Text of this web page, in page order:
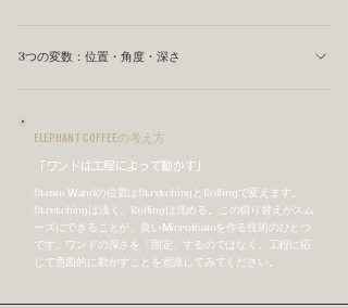
交換機から取り出した蒸気を噴出するノズルです。先端の
ドをどこに・どの角度で・どの深さに置くかによって大き
く変わります。道具の使い方を理解することが、安定した
Microfoamへの近道です。
3つの変数：位置・角度・深さ
ELEPHANT COFFEEの考え方
「ワンドは工程によって動かす」
Steam Wandの位置はStretchingとRollingで変えます。
Stretchingは浅く、Rollingは沈める。この切り替えがスム
ーズにできることが、良いMicrofoamを作る技術のひとつ
です。ワンドの深さを「固定」するのではなく、工程に応
じて意図的に動かすことを意識してみてください。